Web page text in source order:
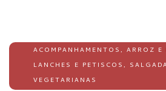
ACOMPANHAMENTOS, ARROZ E
LANCHES E PETISCOS,
VEGETARIANAS